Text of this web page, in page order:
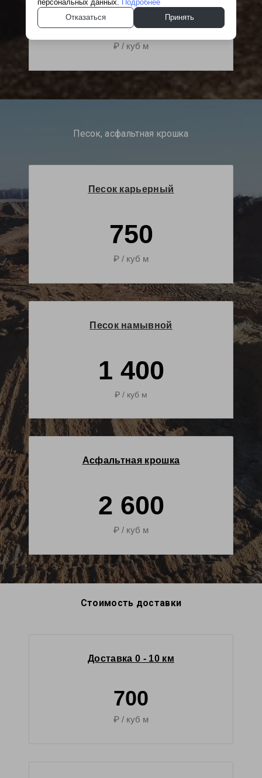
2 200
₽ / куб м
Песок, асфальтная крошка
Песок карьерный
750
₽ / куб м
Песок намывной
1 400
₽ / куб м
Асфальтная крошка
2 600
₽ / куб м
Стоимость доставки
Доставка 0 - 10 км
700
₽ / куб м
персональных данных. Подробнее
Отказаться
Принять